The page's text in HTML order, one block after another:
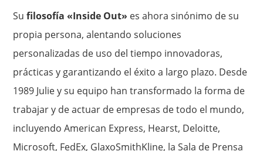
Sufilosofía «Inside Out» es ahora sinónimo de su
propia persona, alentando soluciones
personalizadas de uso del tiempo innovadoras,
prácticas y garantizando el éxito a largo plazo. Desde
1989 Julie y su equipo han transformado la forma de
trabajar y de actuar de empresas de todo el mundo,
incluyendo American Express, Hearst, Deloitte,
Microsoft, FedEx, GlaxoSmithKline, la Sala de Prensa